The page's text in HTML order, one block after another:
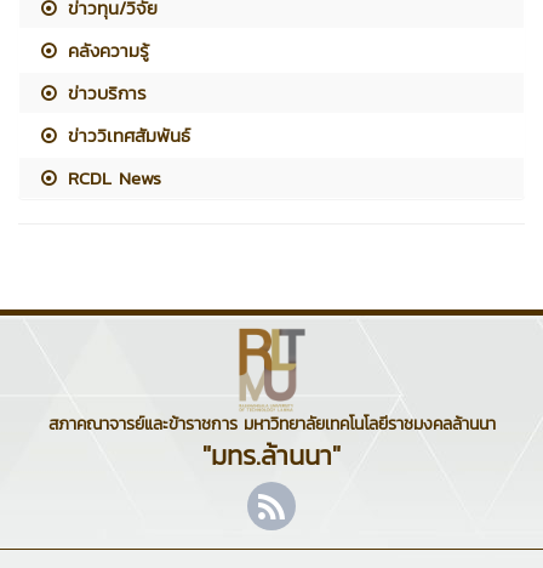
ข่าวทุน/วิจัย
คลังความรู้
ข่าวบริการ
ข่าววิเทศสัมพันธ์
RCDL News
สภาคณาจารย์และข้าราชการ มหาวิทยาลัยเทคโนโลยีราชมงคลล้านนา
"มทร.ล้านนา"